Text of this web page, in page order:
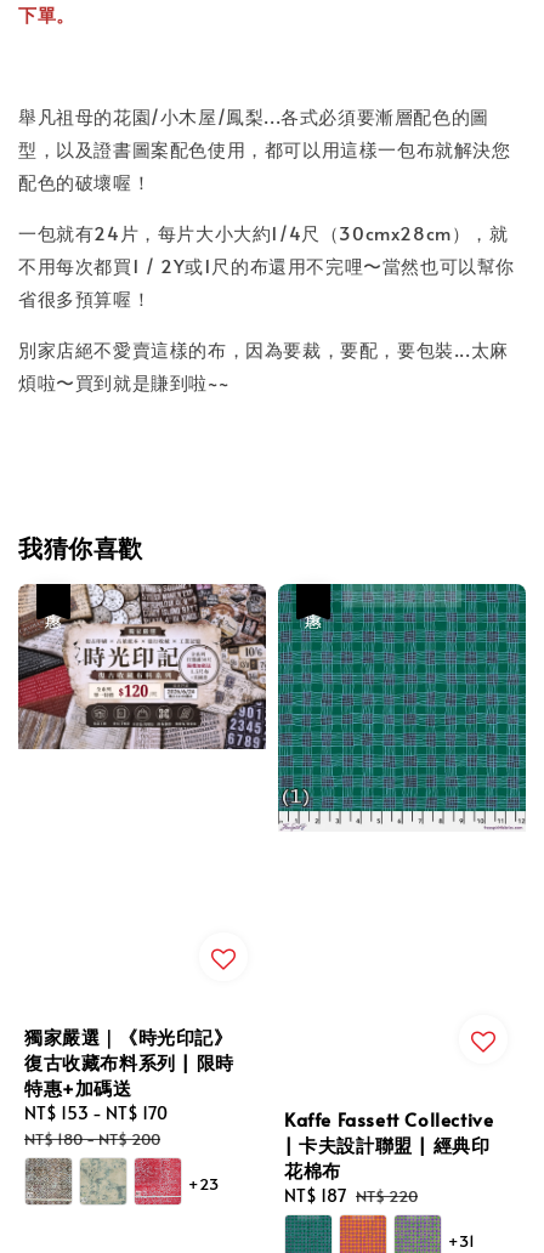
下單。
舉凡祖母的花園/小木屋/鳳梨...各式必須要漸層配色的圖
型，以及證書圖案配色使用，都可以用這樣一包布就解決您
配色的破壞喔！
一包就有24片，每片大小大約1/4尺（30cmx28cm），就
不用每次都買1 / 2Y或1尺的布還用不完哩〜當然也可以幫你
省很多預算喔！
別家店絕不愛賣這樣的布，因為要裁，要配，要包裝...太麻
煩啦〜買到就是賺到啦~~
我猜你喜歡
獨家嚴選｜《時光印記》
復古收藏布料系列 | 限時
特惠+加碼送
Sale
price
NT$ 153 - NT$ 170
NT$ 180-NT$ 200
+23
Kaffe Fassett Collective
| 卡夫設計聯盟 | 經典印
花棉布
Sale
price
NT$ 187 Regular
price
NT$ 220
+31